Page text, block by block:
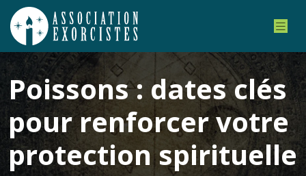
Poissons : dates clés
pour renforcer votre
protection spirituelle